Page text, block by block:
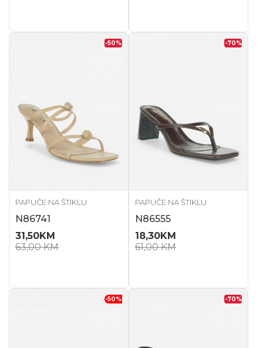
-50%
PAPUČE NA ŠTIKLU
N86741
31,50KM
63,00KM
-70%
PAPUČE NA ŠTIKLU
N86555
18,30KM
61,00KM
-50% -70%